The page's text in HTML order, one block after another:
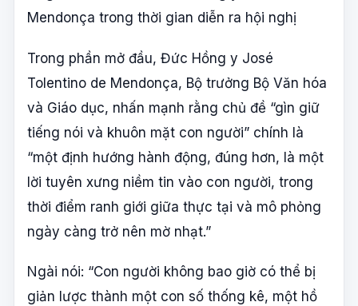
Mendonça trong thời gian diễn ra hội nghị
Trong phần mở đầu, Đức Hồng y José
Tolentino de Mendonça, Bộ trưởng Bộ Văn hóa
và Giáo dục, nhấn mạnh rằng chủ đề “gìn giữ
tiếng nói và khuôn mặt con người” chính là
“một định hướng hành động, đúng hơn, là một
lời tuyên xưng niềm tin vào con người, trong
thời điểm ranh giới giữa thực tại và mô phỏng
ngày càng trở nên mờ nhạt.”
Ngài nói: “Con người không bao giờ có thể bị
giản lược thành một con số thống kê, một hồ